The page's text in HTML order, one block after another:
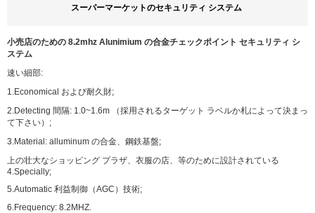
スーパーマーケットのセキュリティ システム
小売店のための 8.2mhz Alunimium の合金チェックポイント セキュリティ シ
ステム
速い細部:
1.Economical および耐久財;
2.Detecting 間隔: 1.0~1.6m （採用されるターゲット ラベルか札によって決まっ
て下さい）;
3.Material: alluminum の合金、鋼鉄基盤;
上の壮大なショッピング プラザ、衣服の店、等のために設計されている
4.Specially;
5.Automatic 利益制御（AGC）技術;
6.Frequency: 8.2MHZ.